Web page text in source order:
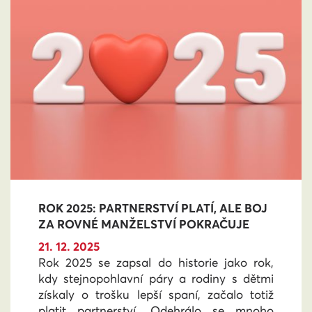
ROK 2025: PARTNERSTVÍ PLATÍ, ALE BOJ
ZA ROVNÉ MANŽELSTVÍ POKRAČUJE
21. 12. 2025
Rok 2025 se zapsal do historie jako rok,
kdy stejnopohlavní páry a rodiny s dětmi
získaly o trošku lepší spaní, začalo totiž